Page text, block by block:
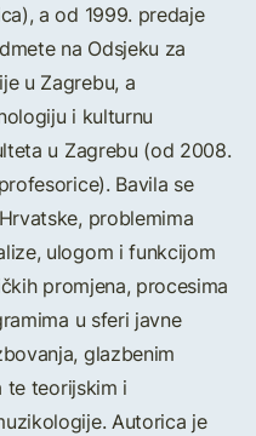
a od 1999. predaje
na Odsjeku za
u Zagrebu, a
i kulturnu
u Zagrebu (od 2008.
Bavila se
problemima
ulogom i funkcijom
promjena, procesima
u sferi javne
glazbenim
te teorijskim i
Autorica je